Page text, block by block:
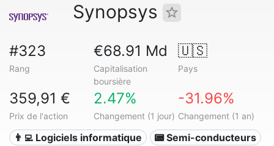
Synopsys
#323
Rang
€68.91 Md
Capitalisation
boursière
🇺🇸
Pays
359,91 €
Prix de l'action
2.47%
Changement (1 jour)
-31.96%
Changement (1 an)
👨‍💻 Logiciels informatique
📟 Semi-conducteurs